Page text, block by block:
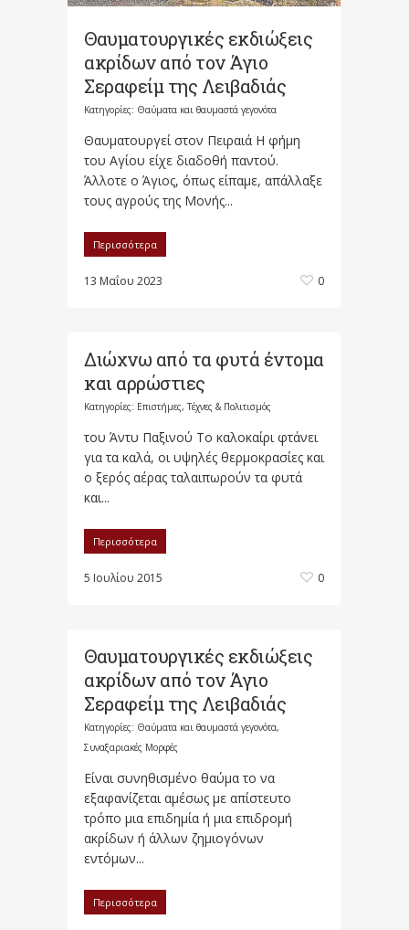
Θαυματουργικές εκδιώξεις
ακρίδων από τον Άγιο
Σεραφείμ της Λειβαδιάς
Κατηγορίες: Θαύματα και θαυμαστά γεγονότα
Θαυματουργεί στον Πειραιά Η φήμη
του Αγίου είχε διαδοθή παντού.
Άλλοτε ο Άγιος, όπως είπαμε, απάλλαξε
τους αγρούς της Μονής...
Περισσότερα
13 Μαΐου 2023 0
Διώχνω από τα φυτά έντομα
και αρρώστιες
Κατηγορίες: Επιστήμες, Τέχνες & Πολιτισμός
του Άντυ Παξινού Το καλοκαίρι φτάνει
για τα καλά, οι υψηλές θερμοκρασίες και
ο ξερός αέρας ταλαιπωρούν τα φυτά
και...
Περισσότερα
5 Ιουλίου 2015 0
Θαυματουργικές εκδιώξεις
ακρίδων από τον Άγιο
Σεραφείμ της Λειβαδιάς
Κατηγορίες: Θαύματα και θαυμαστά γεγονότα,
Συναξαριακές Μορφές
Είναι συνηθισμένο θαύμα το να
εξαφανίζεται αμέσως με απίστευτο
τρόπο μια επιδημία ή μια επιδρομή
ακρίδων ή άλλων ζημιογόνων
εντόμων...
Περισσότερα